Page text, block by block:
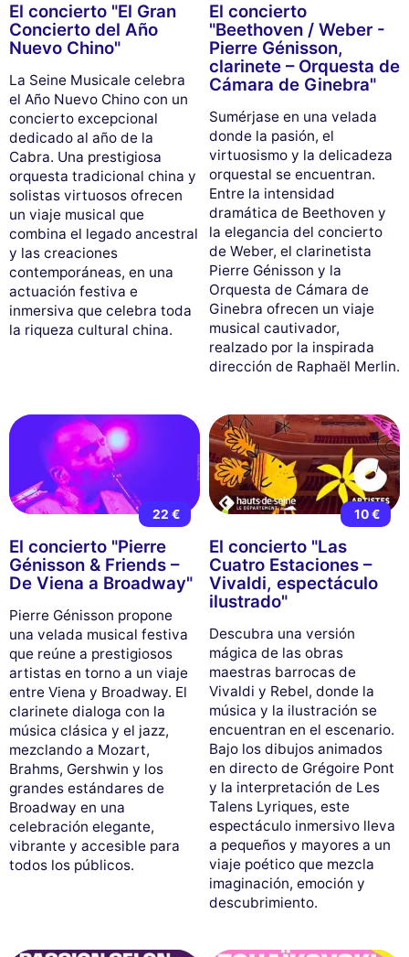
El concierto "El Gran
Concierto del Año
Nuevo Chino"
La Seine Musicale celebra
el Año Nuevo Chino con un
concierto excepcional
dedicado al año de la
Cabra. Una prestigiosa
orquesta tradicional china y
solistas virtuosos ofrecen
un viaje musical que
combina el legado ancestral
y las creaciones
contemporáneas, en una
actuación festiva e
inmersiva que celebra toda
la riqueza cultural china.
El concierto
"Beethoven / Weber -
Pierre Génisson,
clarinete – Orquesta de
Cámara de Ginebra"
Sumérjase en una velada
donde la pasión, el
virtuosismo y la delicadeza
orquestal se encuentran.
Entre la intensidad
dramática de Beethoven y
la elegancia del concierto
de Weber, el clarinetista
Pierre Génisson y la
Orquesta de Cámara de
Ginebra ofrecen un viaje
musical cautivador,
realzado por la inspirada
dirección de Raphaël Merlin.
22 €
El concierto "Pierre
Génisson & Friends –
De Viena a Broadway"
Pierre Génisson propone
una velada musical festiva
que reúne a prestigiosos
artistas en torno a un viaje
entre Viena y Broadway. El
clarinete dialoga con la
música clásica y el jazz,
mezclando a Mozart,
Brahms, Gershwin y los
grandes estándares de
Broadway en una
celebración elegante,
vibrante y accesible para
todos los públicos.
10 €
El concierto "Las
Cuatro Estaciones –
Vivaldi, espectáculo
ilustrado"
Descubra una versión
mágica de las obras
maestras barrocas de
Vivaldi y Rebel, donde la
música y la ilustración se
encuentran en el escenario.
Bajo los dibujos animados
en directo de Grégoire Pont
y la interpretación de Les
Talens Lyriques, este
espectáculo inmersivo lleva
a pequeños y mayores a un
viaje poético que mezcla
imaginación, emoción y
descubrimiento.